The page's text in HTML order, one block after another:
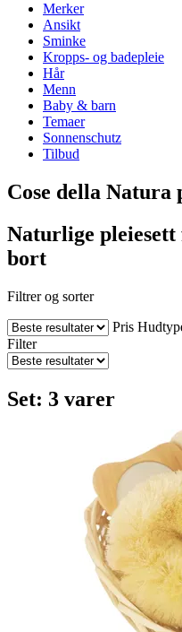
Merker
Ansikt
Sminke
Kropps- og badepleie
Hår
Menn
Baby & barn
Temaer
Sonnenschutz
Tilbud
Cose della Natura
Naturlige
bort
Filtrer og sorter
Pris
Filter
Set: 3 varer